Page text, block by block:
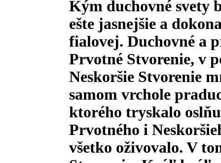
Kým duchovné svety
ešte jasnejšie a
fialovej. Duchovné a
Prvotné Stvorenie, v
Neskoršie Stvorenie
samom vrchole
ktorého tryskalo
Prvotného i
všetko oživovalo. V